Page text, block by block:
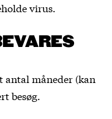
virus.
antal måneder (kan
besøg.